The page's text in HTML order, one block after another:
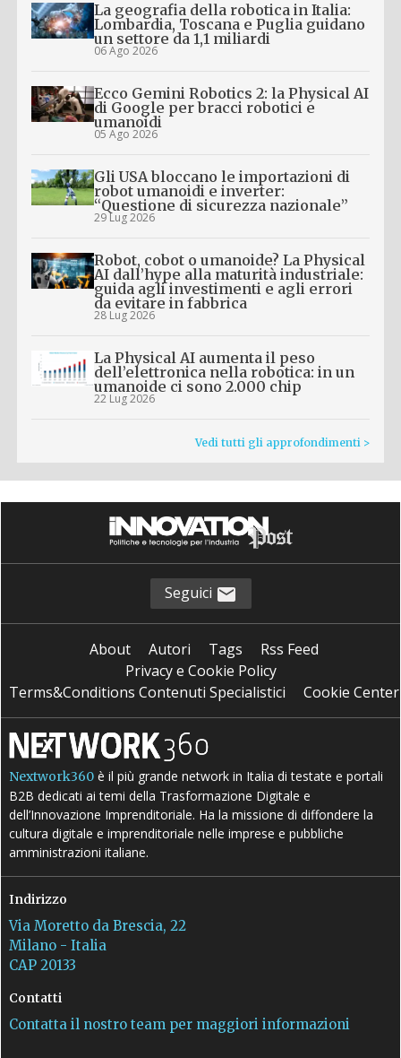
La geografia della robotica in Italia:
Lombardia, Toscana e Puglia guidano
un settore da 1,1 miliardi
06 Ago 2026
Ecco Gemini Robotics 2: la Physical AI
di Google per bracci robotici e
umanoidi
05 Ago 2026
Gli USA bloccano le importazioni di
robot umanoidi e inverter:
“Questione di sicurezza nazionale”
29 Lug 2026
Robot, cobot o umanoide? La Physical
AI dall’hype alla maturità industriale:
guida agli investimenti e agli errori
da evitare in fabbrica
28 Lug 2026
La Physical AI aumenta il peso
dell’elettronica nella robotica: in un
umanoide ci sono 2.000 chip
22 Lug 2026
Vedi tutti gli approfondimenti >
Seguici
About Autori Tags
Rss Feed
Privacy e Cookie Policy
Terms&Conditions Contenuti Specialistici
Cookie Center
Nextwork360 è il più grande network in Italia di testate e portali
B2B dedicati ai temi della Trasformazione Digitale e
dell’Innovazione Imprenditoriale. Ha la missione di diffondere la
cultura digitale e imprenditoriale nelle imprese e pubbliche
amministrazioni italiane.
Indirizzo
Via Moretto da Brescia, 22
Milano - Italia
CAP 20133
Contatti
Contatta il nostro team per maggiori informazioni